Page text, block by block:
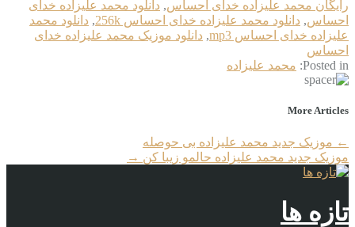
رایگان محمد علیزاده خدای احساس, دانلود محمد علیزاده خدای
احساس, دانلود محمد علیزاده خدای احساس 256k , دانلود محمد
علیزاده خدای احساس mp3
, دانلود موزیک محمد علیزاده خدای
احساس
Posted in: محمد علیزاده
More Articles
← موزیک جدید محمد علیزاده بی حوصله
موزیک جدید محمد علیزاده حالمو زیبا کن →
تازه ها